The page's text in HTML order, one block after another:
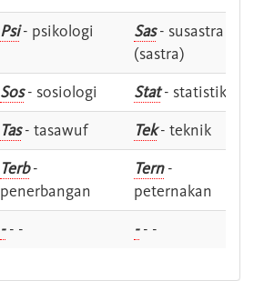
Psi- psikologi Sas- susastra -
(sastra)
Sos- sosiologi Stat- statistik
Tas- tasawuf Tek- teknik
Terb-
penerbangan
Tern-
peternakan
-- - -- -